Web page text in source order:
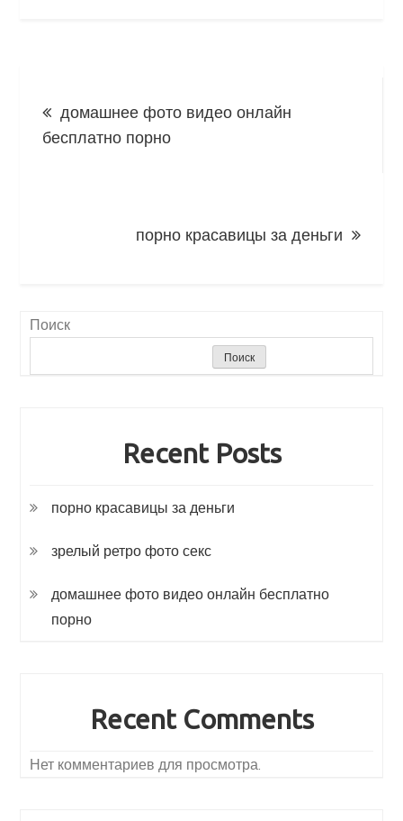
по
домашнее фото видео онлайн
бесплатно порно
порно красавицы за деньги
Поиск
Поиск
Recent Posts
порно красавицы за деньги
зрелый ретро фото секс
домашнее фото видео онлайн бесплатно
порно
Recent Comments
Нет комментариев для просмотра.